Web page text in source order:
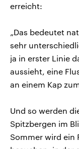
erreicht:
„Das bedeutet
sehr
ja in erster Linie
aussieht, eine
an einem Kap
Und so werden
Spitzbergen im
Sommer wird ein